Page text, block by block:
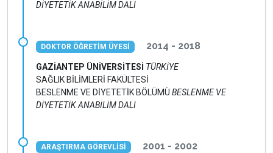
DİYETETİK ANABİLİM DALI
DOKTOR ÖĞRETİM ÜYESİ 2014 - 2018
GAZİANTEP ÜNİVERSİTESİ TÜRKİYE
SAĞLIK BİLİMLERİ FAKÜLTESİ
BESLENME VE DİYETETİK BÖLÜMÜ BESLENME VE
DİYETETİK ANABİLİM DALI
ARAŞTIRMA GÖREVLİSİ 2001 - 2002